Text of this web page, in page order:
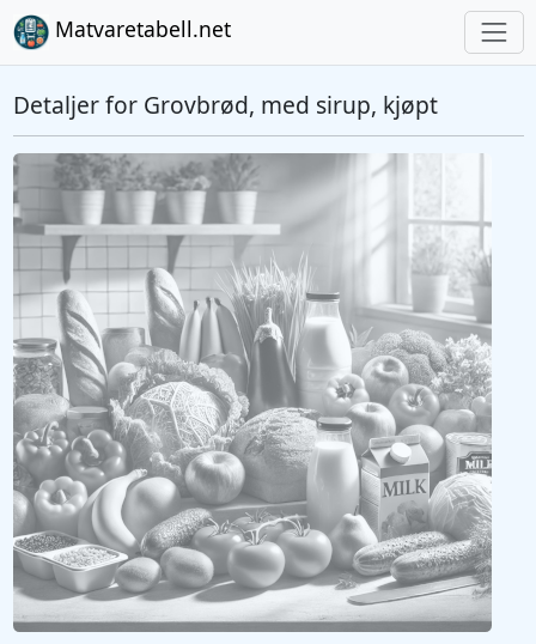
Matvaretabell.net
Detaljer for Grovbrød, med sirup, kjøpt